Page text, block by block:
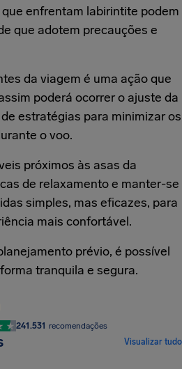
enfrentam labirintite podem
que adotem precauções e
da viagem é uma ação que
poderá ocorrer o ajuste da
estratégias para minimizar os
o voo.
próximos às asas da
de relaxamento e manter-se
simples, mas eficazes, para
mais confortável.
prévio, é possível
tranquila e segura.
241.531 recomendações
Visualizar tudo